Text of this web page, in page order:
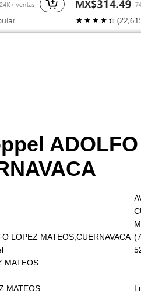
LOPEZ MATEOS,CUERNAVACA
MATEOS
MATEOS